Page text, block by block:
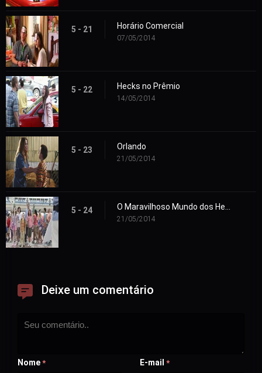
5 - 21 Horário Comercial
07/05/2014
5 - 22 Hecks no Prêmio
14/05/2014
5 - 23 Orlando
21/05/2014
5 - 24
21/05/2014
Deixe um comentário
Nome * E-mail *